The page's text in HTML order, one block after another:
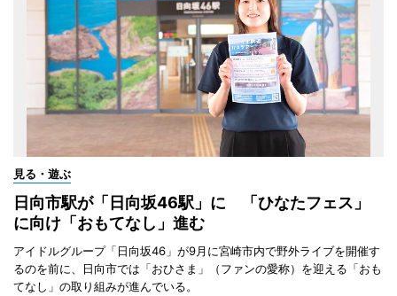
見る・遊ぶ
日向市駅が「日向坂46駅」に 「ひなたフェス」
に向け「おもてなし」進む
アイドルグループ「日向坂46」が9月に宮崎市内で野外ライブを開催す
るのを前に、日向市では「おひさま」（ファンの愛称）を迎える「おも
てなし」の取り組みが進んでいる。